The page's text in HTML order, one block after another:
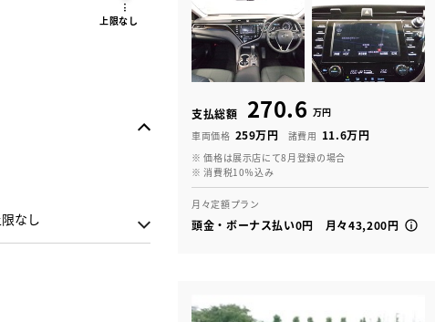
上限なし
支払総額 270.6 万円
車両価格 259万円 諸費用 11.6万円
※ 価格は展示店にて8月登録の場合
※ 消費税10％込み
月々定額プラン
頭金・ボーナス払い0円 月々43,200円